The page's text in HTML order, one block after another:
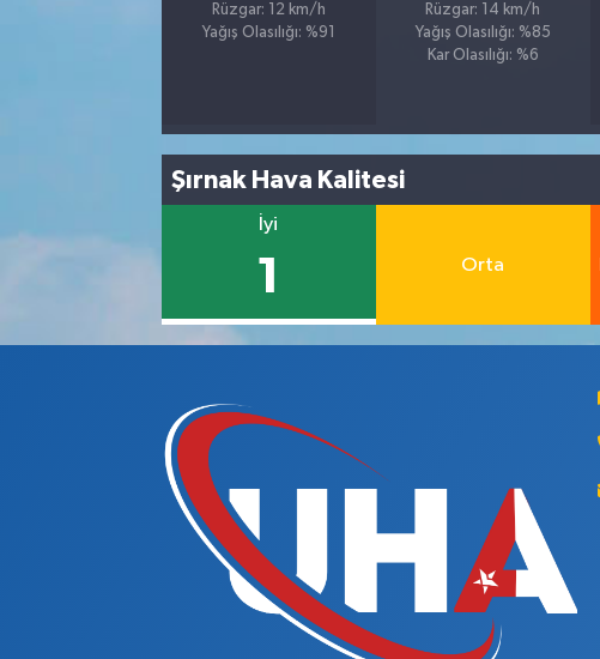
Rüzgar: 12 km/h
Yağış Olasılığı: %91
Rüzgar: 14 km/h
Yağış Olasılığı: %85
Kar Olasılığı: %6
Şırnak Hava Kalitesi
İyi
1 Orta